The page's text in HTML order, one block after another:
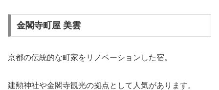
金閣寺町屋 美雲
京都の伝統的な町家をリノベーションした宿。
建勲神社や金閣寺観光の拠点として人気があります。